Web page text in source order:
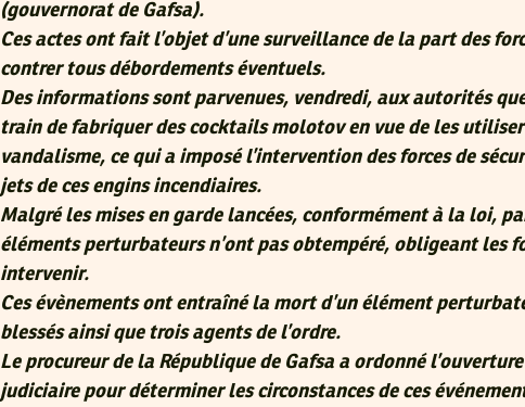
(gouvernorat de Gafsa).
Ces actes ont fait l’objet d’une surveillance de la part des
contrer tous débordements éventuels.
Des informations sont parvenues, vendredi, aux autorités
train de fabriquer des cocktails molotov en vue de les utiliser
vandalisme, ce qui a imposé l’intervention des forces de
jets de ces engins incendiaires.
Malgré les mises en garde lancées, conformément à la loi,
éléments perturbateurs n’ont pas obtempéré, obligeant les
intervenir.
Ces évènements ont entraîné la mort d’un élément
blessés ainsi que trois agents de l’ordre.
Le procureur de la République de Gafsa a ordonné
judiciaire pour déterminer les circonstances de ces